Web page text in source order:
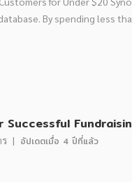
By spending less
Successful
| อัปเดตเมื่อ 4 ปีที่แล้ว